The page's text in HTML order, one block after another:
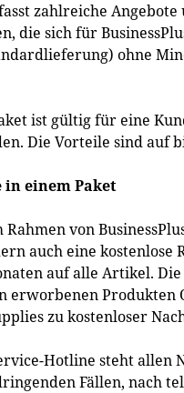
zahlreiche
die sich für
ohne
ist gültig für eine
Die Vorteile sind auf
einem Paket
von
auch eine
auf alle Artikel.
erworbenen
zu kostenloser
Hotline steht allen
Fällen, nach